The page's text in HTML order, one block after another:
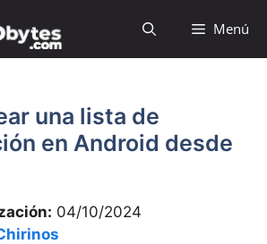
Menú
una lista de
en Android desde
04/10/2024